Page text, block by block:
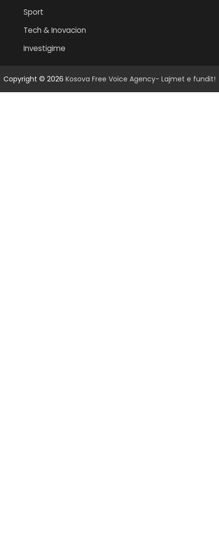
Sport
Tech & Inovacion
Investigime